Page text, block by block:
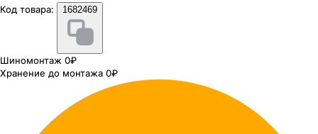
Код товара: 1682469
Шиномонтаж 0₽
Хранение до монтажа 0₽